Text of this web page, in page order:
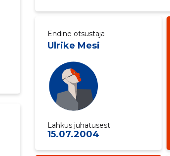
Endine otsustaja
Ulrike Mesi
Lahkus juhatusest
15.07.2004